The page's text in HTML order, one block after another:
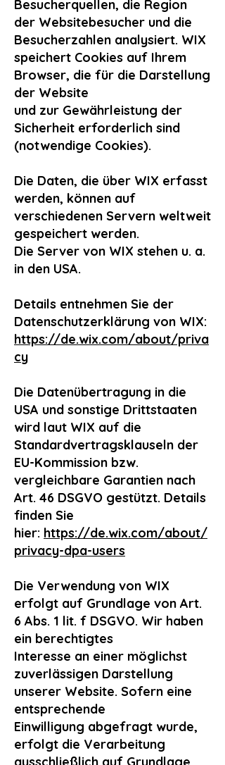
Besucherquellen, die Region
der Websitebesucher und die
Besucherzahlen analysiert. WIX
speichert Cookies auf Ihrem
Browser, die für die Darstellung
der Website
und zur Gewährleistung der
Sicherheit erforderlich sind
(notwendige Cookies).
Die Daten, die über WIX erfasst
werden, können auf
verschiedenen Servern weltweit
gespeichert werden.
Die Server von WIX stehen u. a.
in den USA.
Details entnehmen Sie der
Datenschutzerklärung von WIX:
https://de.wix.com/about/priva
cy
Die Datenübertragung in die
USA und sonstige Drittstaaten
wird laut WIX auf die
Standardvertragsklauseln der
EU-Kommission bzw.
vergleichbare Garantien nach
Art. 46 DSGVO gestützt. Details
finden Sie
hier: https://de.wix.com/about/
privacy-dpa-users
Die Verwendung von WIX
erfolgt auf Grundlage von Art.
6 Abs. 1 lit. f DSGVO. Wir haben
ein berechtigtes
Interesse an einer möglichst
zuverlässigen Darstellung
unserer Website. Sofern eine
entsprechende
Einwilligung abgefragt wurde,
erfolgt die Verarbeitung